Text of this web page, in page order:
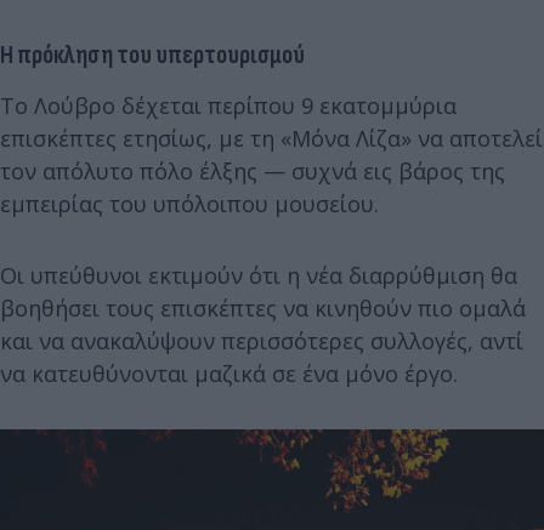
Η πρόκληση του υπερτουρισμού
Το Λούβρο δέχεται περίπου 9 εκατομμύρια
επισκέπτες ετησίως, με τη «Μόνα Λίζα» να αποτελεί
τον απόλυτο πόλο έλξης — συχνά εις βάρος της
εμπειρίας του υπόλοιπου μουσείου.
Οι υπεύθυνοι εκτιμούν ότι η νέα διαρρύθμιση θα
βοηθήσει τους επισκέπτες να κινηθούν πιο ομαλά
και να ανακαλύψουν περισσότερες συλλογές, αντί
να κατευθύνονται μαζικά σε ένα μόνο έργο.